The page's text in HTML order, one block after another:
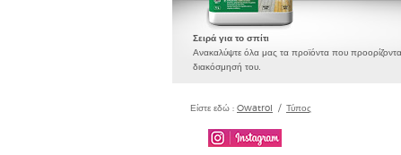
Σειρά για το σπίτι
Ανακαλύψτε όλα μας τα προϊόντα που
διακόσμησή του.
Είστε εδώ : Owatrol / Τύπος